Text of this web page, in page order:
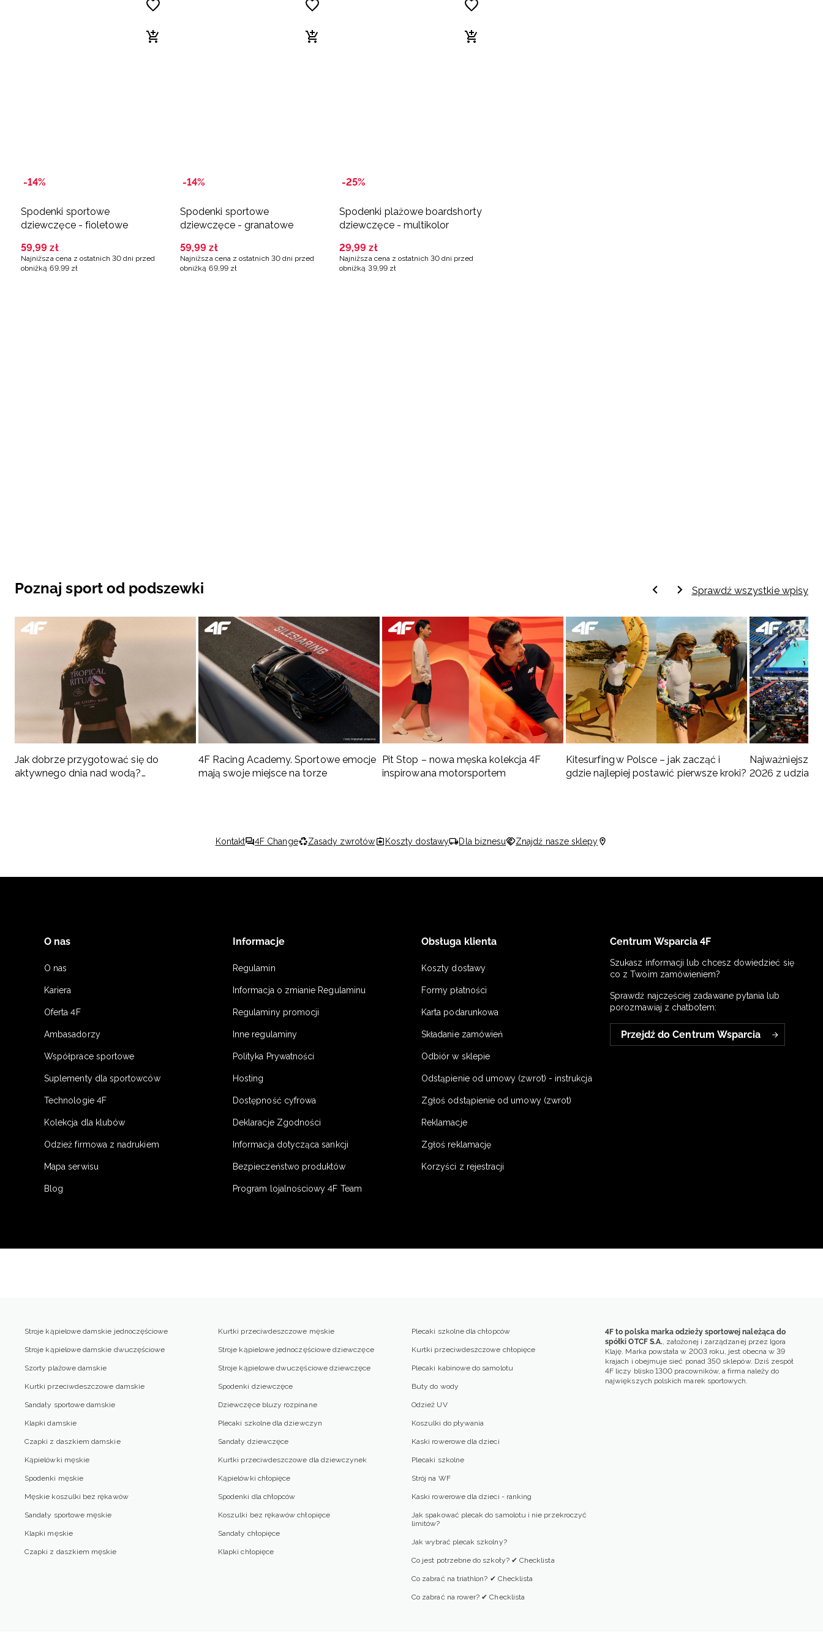
-14%
Spodenki sportowe
dziewczęce - fioletowe
59,99 zł
Najniższa cena z ostatnich 30 dni przed
obniżką 69,99 zł
-14%
Spodenki sportowe
dziewczęce - granatowe
59,99 zł
Najniższa cena z ostatnich 30 dni przed
obniżką 69,99 zł
-25%
Spodenki plażowe boardshorty
dziewczęce - multikolor
29,99 zł
Najniższa cena z ostatnich 30 dni przed
obniżką 39,99 zł
Poznaj sport od podszewki Sprawdź wszystkie wpisy
Jak dobrze przygotować się do
aktywnego dnia nad wodą?
4F Racing Academy. Sportowe emocje
mają swoje miejsce na torze
Pit Stop – nowa męska kolekcja 4F
inspirowana motorsportem
Kitesurfing w Polsce – jak zacząć i
gdzie najlepiej postawić pierwsze kroki?
Najważniejsze
2026 z
Kontakt 4F Change Zasady zwrotów Koszty dostawy Dla biznesu Znajdź nasze sklepy
O nas
O nas
Kariera
Oferta 4F
Ambasadorzy
Współprace sportowe
Suplementy dla sportowców
Technologie 4F
Kolekcja dla klubów
Odzież firmowa z nadrukiem
Mapa serwisu
Blog
Informacje
Regulamin
Informacja o zmianie Regulaminu
Regulaminy promocji
Inne regulaminy
Polityka Prywatności
Hosting
Dostępność cyfrowa
Deklaracje Zgodności
Informacja dotycząca sankcji
Bezpieczeństwo produktów
Program lojalnościowy 4F Team
Obsługa klienta
Koszty dostawy
Formy płatności
Karta podarunkowa
Składanie zamówień
Odbiór w sklepie
Odstąpienie od umowy (zwrot) - instrukcja
Zgłoś odstąpienie od umowy (zwrot)
Reklamacje
Zgłoś reklamację
Korzyści z rejestracji
Centrum Wsparcia 4F
Szukasz informacji lub chcesz dowiedzieć się
co z Twoim zamówieniem?
Sprawdź najczęściej zadawane pytania lub
porozmawiaj z chatbotem:
Przejdź do Centrum Wsparcia
Stroje kąpielowe damskie jednoczęściowe
Stroje kąpielowe damskie dwuczęściowe
Szorty plażowe damskie
Kurtki przeciwdeszczowe damskie
Sandały sportowe damskie
Klapki damskie
Czapki z daszkiem damskie
Kąpielówki męskie
Spodenki męskie
Męskie koszulki bez rękawów
Sandały sportowe męskie
Klapki męskie
Czapki z daszkiem męskie
Kurtki przeciwdeszczowe męskie
Stroje kąpielowe jednoczęściowe dziewczęce
Stroje kąpielowe dwuczęściowe dziewczęce
Spodenki dziewczęce
Dziewczęce bluzy rozpinane
Plecaki szkolne dla dziewczyn
Sandały dziewczęce
Kurtki przeciwdeszczowe dla dziewczynek
Kąpielówki chłopięce
Spodenki dla chłopców
Koszulki bez rękawów chłopięce
Sandały chłopięce
Klapki chłopięce
Plecaki szkolne dla chłopców
Kurtki przeciwdeszczowe chłopięce
Plecaki kabinowe do samolotu
Buty do wody
Odzież UV
Koszulki do pływania
Kaski rowerowe dla dzieci
Plecaki szkolne
Strój na WF
Kaski rowerowe dla dzieci - ranking
Jak spakować plecak do samolotu i nie przekroczyć
limitów?
Jak wybrać plecak szkolny?
Co jest potrzebne do szkoły? ✔ Checklista
Co zabrać na triathlon? ✔ Checklista
Co zabrać na rower? ✔ Checklista
4F to polska marka odzieży sportowej należąca do
spółki OTCF S.A., założonej i zarządzanej przez Igora
Klaję. Marka powstała w 2003 roku, jest obecna w 39
krajach i obejmuje sieć ponad 350 sklepów. Dziś zespół
4F liczy blisko 1300 pracowników, a firma należy do
największych polskich marek sportowych.